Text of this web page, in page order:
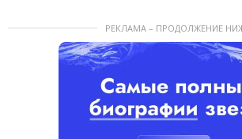
РЕКЛАМА – ПРОДОЛЖЕНИЕ